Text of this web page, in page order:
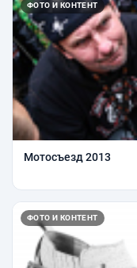
ФОТО И КОНТЕНТ
Мотосъезд 2013
ФОТО И КОНТЕНТ